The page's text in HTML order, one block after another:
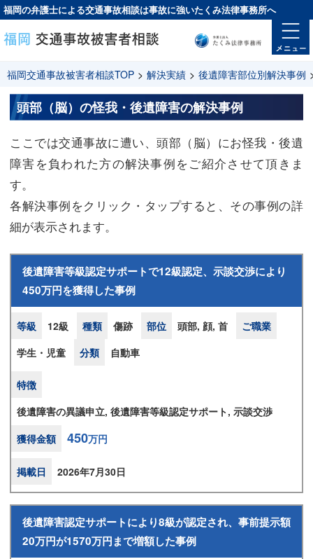
福岡の弁護士による交通事故相談は事故に強いたくみ法律事務所へ
福岡交通事故被害者相談TOP > 解決実績 > 後遺障害部位別解決事例
頭部（脳）の怪我・後遺障害の解決事例
ここでは交通事故に遭い、頭部（脳）にお怪我・後遺
障害を負われた方の解決事例をご紹介させて頂きま
す。
各解決事例をクリック・タップすると、その事例の詳
細が表示されます。
後遺障害等級認定サポートで12級認定、示談交渉により
450万円を獲得した事例
等級 12級 種類 傷跡 部位 頭部, 顔, 首
ご職業
学生・児童
分類 自動車
特徴
後遺障害の異議申立, 後遺障害等級認定サポート, 示談交渉
獲得金額
450万円
掲載日 2026年7月30日
後遺障害認定サポートにより8級が認定され、事前提示額
20万円が1570万円まで増額した事例